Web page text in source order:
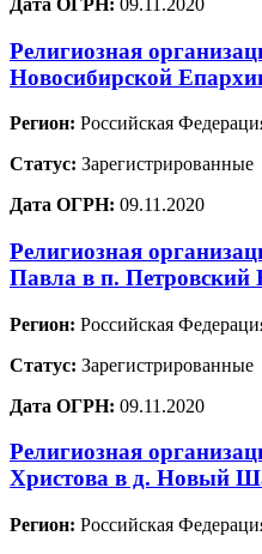
Религиозная
Новосибирской
Регион: Российская
Статус: Зарегистрированные
Дата ОГРН: 09.11.2020
Религиозная
Павла в п. Петровский
Регион: Российская
Статус: Зарегистрированные
Дата ОГРН: 09.11.2020
Религиозная
Христова в д. Новый
Регион: Российская